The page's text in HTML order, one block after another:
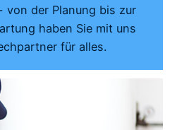
von der Planung bis zur
haben Sie mit uns
für alles.